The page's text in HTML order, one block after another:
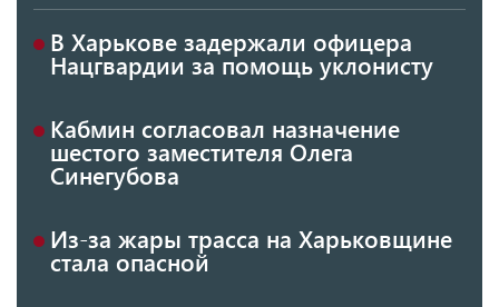
В Харькове задержали офицера
Нацгвардии за помощь уклонисту
Кабмин согласовал назначение
шестого заместителя Олега
Синегубова
Из-за жары трасса на Харьковщине
стала опасной